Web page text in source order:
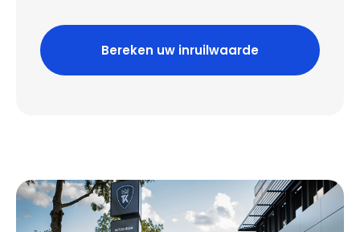
Bereken uw inruilwaarde